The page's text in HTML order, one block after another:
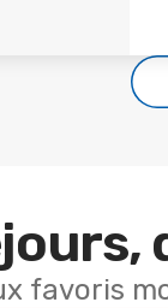
favoris